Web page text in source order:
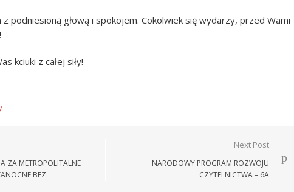
podniesioną głową i spokojem. Cokolwiek się wydarzy, przed Wami
kciuki z całej siły!
ZA METROPOLITALNE
BEZ
Next Post
NARODOWY PROGRAM ROZWOJU
CZYTELNICTWA – 6A